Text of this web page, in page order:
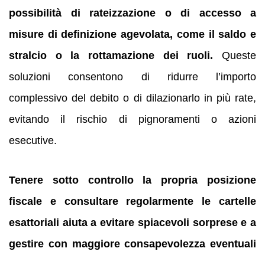
possibilità di rateizzazione o di accesso a
misure di definizione agevolata, come il saldo e
stralcio o la rottamazione dei ruoli. Queste
soluzioni consentono di ridurre l’importo
complessivo del debito o di dilazionarlo in più rate,
evitando il rischio di pignoramenti o azioni
esecutive.
Tenere sotto controllo la propria posizione
fiscale e consultare regolarmente le cartelle
esattoriali aiuta a evitare spiacevoli sorprese e a
gestire con maggiore consapevolezza eventuali